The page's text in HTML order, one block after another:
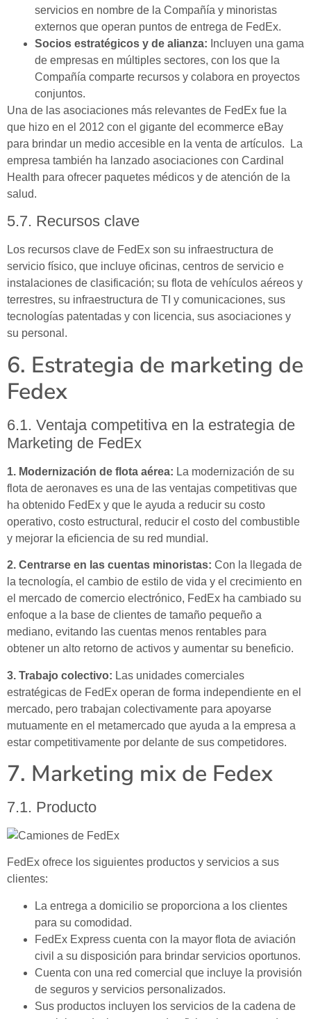
servicios en nombre de la Compañía y minoristas
externos que operan puntos de entrega de FedEx.
Socios estratégicos y de alianza: Incluyen una gama
de empresas en múltiples sectores, con los que la
Compañía comparte recursos y colabora en proyectos
conjuntos.
Una de las asociaciones más relevantes de FedEx fue la
que hizo en el 2012 con el gigante del ecommerce eBay
para brindar un medio accesible en la venta de artículos. La
empresa también ha lanzado asociaciones con Cardinal
Health para ofrecer paquetes médicos y de atención de la
salud.
5.7. Recursos clave
Los recursos clave de FedEx son su infraestructura de
servicio físico, que incluye oficinas, centros de servicio e
instalaciones de clasificación; su flota de vehículos aéreos y
terrestres, su infraestructura de TI y comunicaciones, sus
tecnologías patentadas y con licencia, sus asociaciones y
su personal.
6. Estrategia de marketing de
Fedex
6.1. Ventaja competitiva en la estrategia de
Marketing de FedEx
1. Modernización de flota aérea: La modernización de su
flota de aeronaves es una de las ventajas competitivas que
ha obtenido FedEx y que le ayuda a reducir su costo
operativo, costo estructural, reducir el costo del combustible
y mejorar la eficiencia de su red mundial.
2. Centrarse en las cuentas minoristas: Con la llegada de
la tecnología, el cambio de estilo de vida y el crecimiento en
el mercado de comercio electrónico, FedEx ha cambiado su
enfoque a la base de clientes de tamaño pequeño a
mediano, evitando las cuentas menos rentables para
obtener un alto retorno de activos y aumentar su beneficio.
3. Trabajo colectivo: Las unidades comerciales
estratégicas de FedEx operan de forma independiente en el
mercado, pero trabajan colectivamente para apoyarse
mutuamente en el metamercado que ayuda a la empresa a
estar competitivamente por delante de sus competidores.
7. Marketing mix de Fedex
7.1. Producto
FedEx ofrece los siguientes productos y servicios a sus
clientes:
La entrega a domicilio se proporciona a los clientes
para su comodidad.
FedEx Express cuenta con la mayor flota de aviación
civil a su disposición para brindar servicios oportunos.
Cuenta con una red comercial que incluye la provisión
de seguros y servicios personalizados.
Sus productos incluyen los servicios de la cadena de